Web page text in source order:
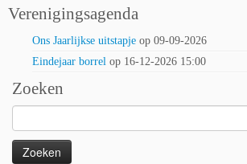
Verenigingsagenda
Ons Jaarlijkse uitstapje op 09-09-2026
Eindejaar borrel op 16-12-2026 15:00
Zoeken
naar: